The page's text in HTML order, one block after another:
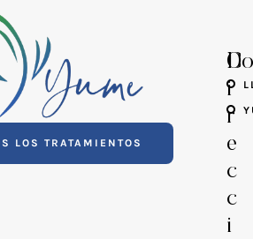
LOS TRATAMIENTOS
D
i
r
e
c
c
i